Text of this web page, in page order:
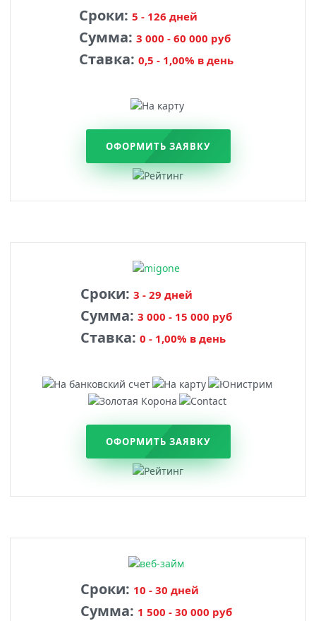
Сроки: 5 - 126 дней
Сумма: 3 000 - 60 000 руб
Ставка: 0,5 - 1,00% в день
ОФОРМИТЬ ЗАЯВКУ
Сроки: 3 - 29 дней
Сумма: 3 000 - 15 000 руб
Ставка: 0 - 1,00% в день
ОФОРМИТЬ ЗАЯВКУ
Сроки: 10 - 30 дней
Сумма: 1 500 - 30 000 руб